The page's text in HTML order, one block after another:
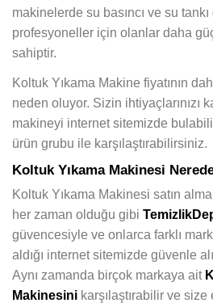
makinelerde su basıncı ve su
profesyoneller için olanlar daha
sahiptir.
Koltuk Yıkama Makine fiyatının
neden oluyor. Sizin ihtiyaçlarınızı
makineyi internet sitemizde
ürün grubu ile karşılaştırabilirsiniz.
Koltuk Yıkama Makinesi
Koltuk Yıkama Makinesi satın
her zaman olduğu gibi
güvencesiyle ve onlarca farklı
aldığı internet sitemizde güvenle
Aynı zamanda birçok markaya ait
Makinesini karşılaştırabilir ve